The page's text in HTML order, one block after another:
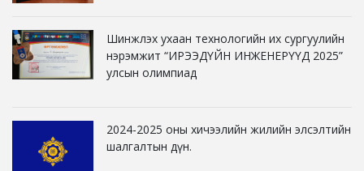
Шинжлэх ухаан технологийн их сургуулийн
нэрэмжит “ИРЭЭДҮЙН ИНЖЕНЕРҮҮД 2025”
улсын олимпиад
2024-2025 оны хичээлийн жилийн элсэлтийн
шалгалтын дүн.